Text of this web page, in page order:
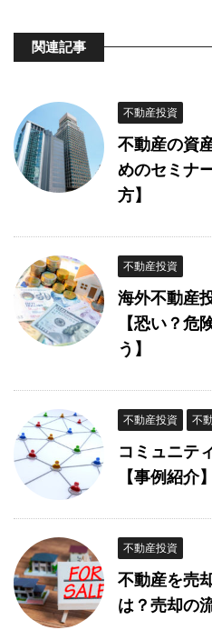
関連記事
不動産投資
不動産の資
めのセミナ
方】
不動産投資
海外不動産
【恐い？危
う】
不動産投資 不
コミュニテ
【事例紹介】
不動産投資
不動産を売
は？売却の